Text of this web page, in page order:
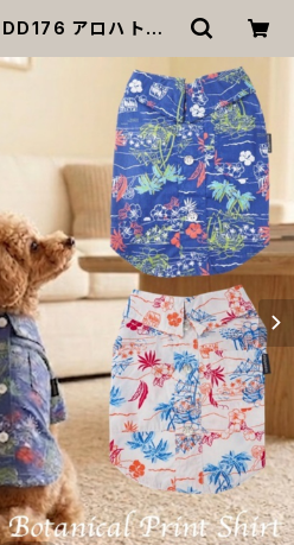
アロハ トップ
服 猫 猫服 犬の服 猫
ット dog おしゃれ か
換不可 | MOANA